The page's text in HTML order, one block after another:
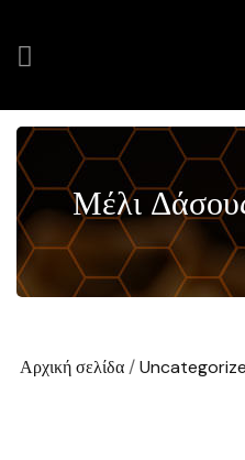
Μέλι
Αρχική σελίδα /